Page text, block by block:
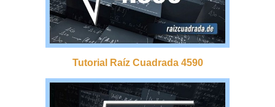
Tutorial Raíz Cuadrada 4590